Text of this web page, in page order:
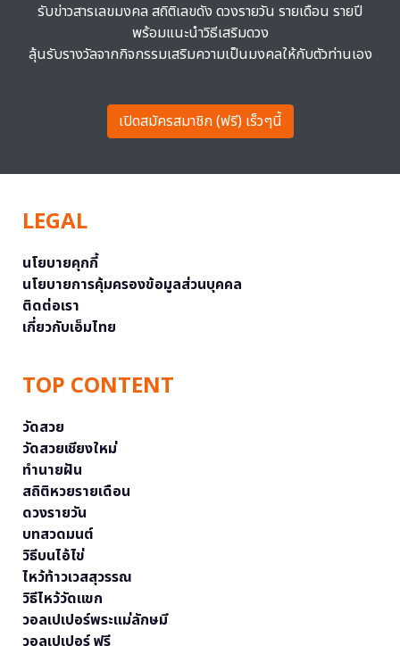
รับข่าวสารเลขมงคล สถิติเลขดัง ดวงรายวัน รายเดือน รายปี
พร้อมแนะนำวิธีเสริมดวง
ลุ้นรับรางวัลจากกิจกรรมเสริมความเป็นมงคลให้กับตัวท่านเอง
เปิดสมัครสมาชิก (ฟรี) เร็วๆนี้
LEGAL
นโยบายคุกกี้
นโยบายการคุ้มครองข้อมูลส่วนบุคคล
ติดต่อเรา
เกี่ยวกับเอ็มไทย
TOP CONTENT
วัดสวย
วัดสวยเชียงใหม่
ทำนายฝัน
สถิติหวยรายเดือน
ดวงรายวัน
บทสวดมนต์
วิธีบนไอ้ไข่
ไหว้ท้าวเวสสุวรรณ
วิธีไหว้วัดแขก
วอลเปเปอร์พระแม่ลักษมี
วอลเปเปอร์ ฟรี